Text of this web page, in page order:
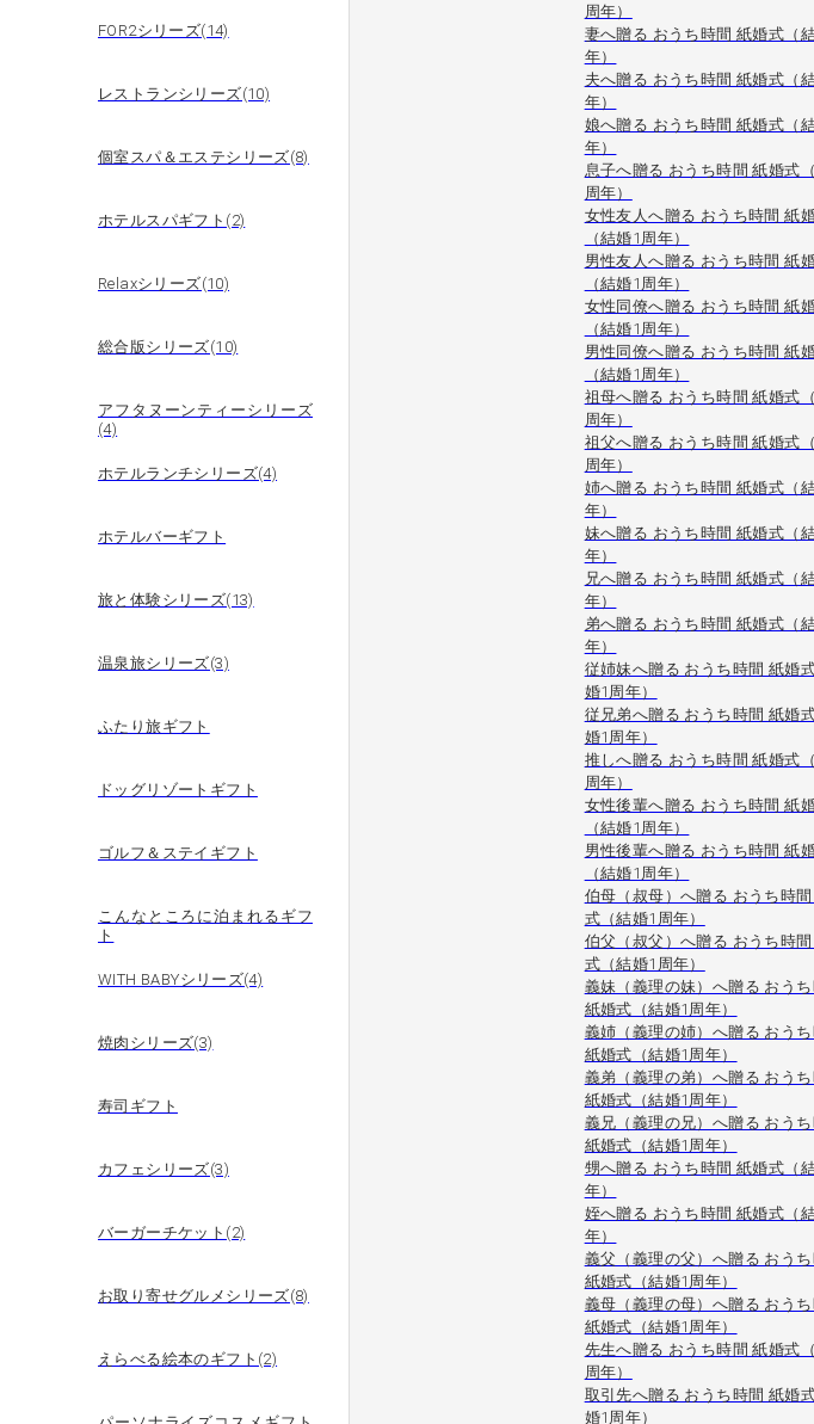
FOR2シリーズ(14)
レストランシリーズ(10)
個室スパ＆エステシリーズ(8)
ホテルスパギフト(2)
Relaxシリーズ(10)
総合版シリーズ(10)
アフタヌーンティーシリーズ
(4)
ホテルランチシリーズ(4)
ホテルバーギフト
旅と体験シリーズ(13)
温泉旅シリーズ(3)
ふたり旅ギフト
ドッグリゾートギフト
ゴルフ＆ステイギフト
こんなところに泊まれるギフ
ト
WITH BABYシリーズ(4)
焼肉シリーズ(3)
寿司ギフト
カフェシリーズ(3)
バーガーチケット(2)
お取り寄せグルメシリーズ(8)
えらべる絵本のギフト(2)
周年）
妻へ贈る おうち時間 紙婚式（
年）
夫へ贈る おうち時間 紙婚式（
年）
娘へ贈る おうち時間 紙婚式（
年）
息子へ贈る おうち時間 紙婚式
周年）
女性友人へ贈る おうち時間 紙
（結婚1周年）
男性友人へ贈る おうち時間 紙
（結婚1周年）
女性同僚へ贈る おうち時間 紙
（結婚1周年）
男性同僚へ贈る おうち時間 紙
（結婚1周年）
祖母へ贈る おうち時間 紙婚式
周年）
祖父へ贈る おうち時間 紙婚式
周年）
姉へ贈る おうち時間 紙婚式（
年）
妹へ贈る おうち時間 紙婚式（
年）
兄へ贈る おうち時間 紙婚式（
年）
弟へ贈る おうち時間 紙婚式（
年）
従姉妹へ贈る おうち時間 紙婚
婚1周年）
従兄弟へ贈る おうち時間 紙婚
婚1周年）
推しへ贈る おうち時間 紙婚式
周年）
女性後輩へ贈る おうち時間 紙
（結婚1周年）
男性後輩へ贈る おうち時間 紙
（結婚1周年）
伯母（叔母）へ贈る おうち時
式（結婚1周年）
伯父（叔父）へ贈る おうち時
式（結婚1周年）
義妹（義理の妹）へ贈る おうち
紙婚式（結婚1周年）
義姉（義理の姉）へ贈る おうち
紙婚式（結婚1周年）
義弟（義理の弟）へ贈る おうち
紙婚式（結婚1周年）
義兄（義理の兄）へ贈る おうち
紙婚式（結婚1周年）
甥へ贈る おうち時間 紙婚式（
年）
姪へ贈る おうち時間 紙婚式（
年）
義父（義理の父）へ贈る おうち
紙婚式（結婚1周年）
義母（義理の母）へ贈る おうち
紙婚式（結婚1周年）
先生へ贈る おうち時間 紙婚式
周年）
取引先へ贈る おうち時間 紙婚
婚1周年）